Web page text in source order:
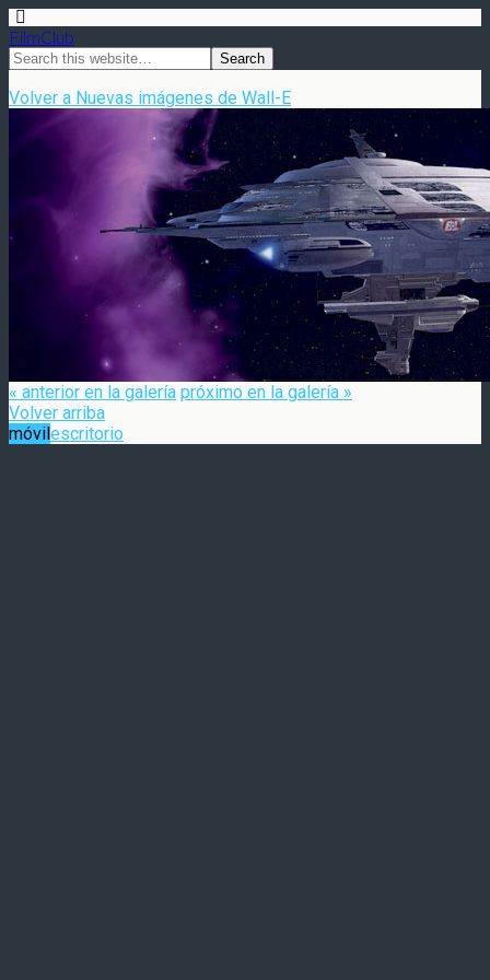
FilmClub
Volver a Nuevas imágenes de Wall-E
« anterior en la galería próximo en la galería »
Volver arriba
móvilescritorio